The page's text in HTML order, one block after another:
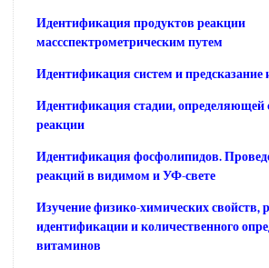
Идентификация продуктов реакции
массспектрометрическим путем
Идентификация систем и предсказание
Идентификация стадии, определяющей
реакции
Идентификация фосфолипидов.
реакций в видимом и УФ-свете
Изучение физико-химических свойств,
идентификации и количественного
витаминов